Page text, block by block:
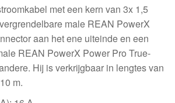
met een kern van 3x 1,5
male REAN PowerX
aan het ene uiteinde en een
REAN PowerX Power Pro True-
Hij is verkrijgbaar in lengtes van
m.